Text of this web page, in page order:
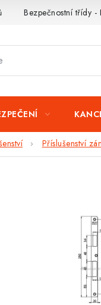
Bezpečnostní třídy -
Příslušenství